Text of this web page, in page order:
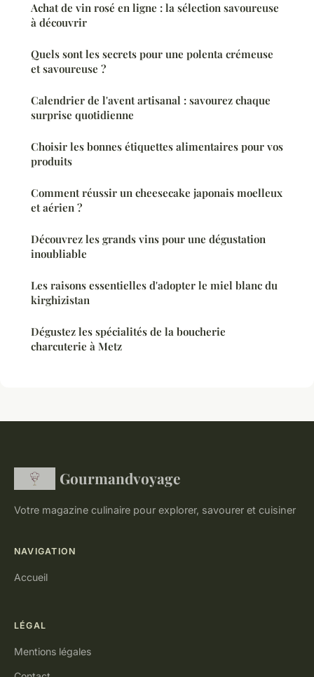
Achat de vin rosé en ligne : la sélection savoureuse
à découvrir
Quels sont les secrets pour une polenta crémeuse
et savoureuse ?
Calendrier de l'avent artisanal : savourez chaque
surprise quotidienne
Choisir les bonnes étiquettes alimentaires pour vos
produits
Comment réussir un cheesecake japonais moelleux
et aérien ?
Découvrez les grands vins pour une dégustation
inoubliable
Les raisons essentielles d'adopter le miel blanc du
kirghizistan
Dégustez les spécialités de la boucherie
charcuterie à Metz
Gourmandvoyage
Votre magazine culinaire pour explorer, savourer et cuisiner
NAVIGATION
Accueil
LÉGAL
Mentions légales